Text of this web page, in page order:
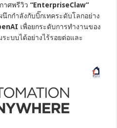
าศพรีวิว“EnterpriseClaw”
กกำลังกับบิ๊กเทคระดับโลกอย่าง
เพื่อยกระดับการทำงานของ
ะบบได้อย่างไร้รอยต่อและ